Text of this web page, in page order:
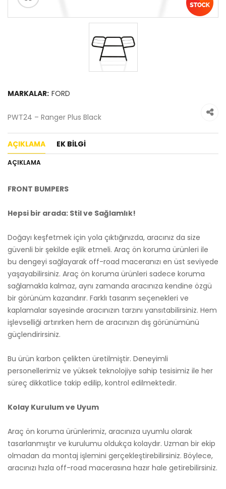
MARKALAR: FORD
PWT24 – Ranger Plus Black
AÇIKLAMA EK BILGI
AÇIKLAMA
FRONT BUMPERS
Hepsi bir arada: Stil ve Sağlamlık!
Doğayı keşfetmek için yola çıktığınızda, aracınız da size
güvenli bir şekilde eşlik etmeli. Araç ön koruma ürünleri ile
bu dengeyi sağlayarak off-road maceranızı en üst seviyede
yaşayabilirsiniz. Araç ön koruma ürünleri sadece koruma
sağlamakla kalmaz, aynı zamanda aracınıza kendine özgü
bir görünüm kazandırır. Farklı tasarım seçenekleri ve
kaplamalar sayesinde aracınızın tarzını yansıtabilirsiniz. Hem
işlevselliği artırırken hem de aracınızın dış görünümünü
güçlendirirsiniz.
Bu ürün karbon çelikten üretilmiştir. Deneyimli
personellerimiz ve yüksek teknolojiye sahip tesisimiz ile her
süreç dikkatlice takip edilip, kontrol edilmektedir.
Kolay Kurulum ve Uyum
Araç ön koruma ürünlerimiz, aracınıza uyumlu olarak
tasarlanmıştır ve kurulumu oldukça kolaydır. Uzman bir ekip
olmadan da montaj işlemini gerçekleştirebilirsiniz. Böylece,
aracınızı hızla off-road macerasına hazır hale getirebilirsiniz.